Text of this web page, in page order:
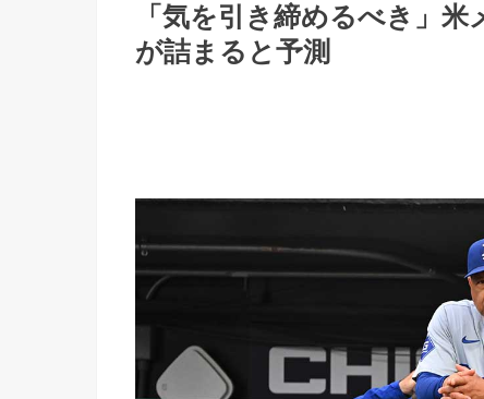
「気を引き締めるべき」
が詰まると予測